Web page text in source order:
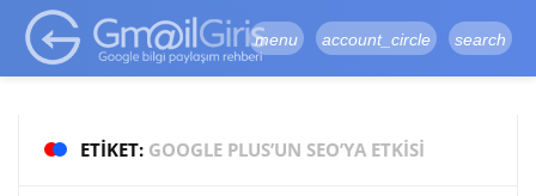
google-site-
verification=vqSI0upH550kabR5X8xpjMYieaXmuBueYgCJBW3uetM
menu account_circle search
ETIKET: GOOGLE PLUS’UN SEO’YA ETKISI